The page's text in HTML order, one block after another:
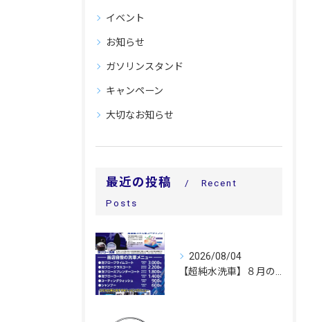
イベント
お知らせ
ガソリンスタンド
キャンペーン
大切なお知らせ
最近の投稿
Recent
Posts
2026/08/04